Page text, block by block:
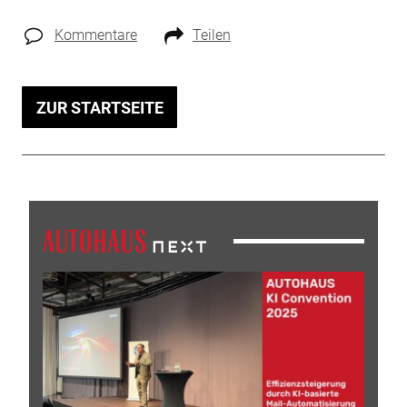
Kommentare Teilen
ZUR STARTSEITE